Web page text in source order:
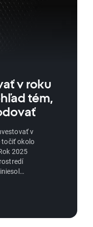
v roku
tém,
v
točiť okolo
2025
v roku